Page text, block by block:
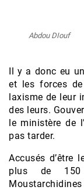
Abdou DIouf
Il y a donc eu
et les forces
laxisme de leur
des leurs.
le ministère de
pas tarder.
Accusés d’être
plus de 150